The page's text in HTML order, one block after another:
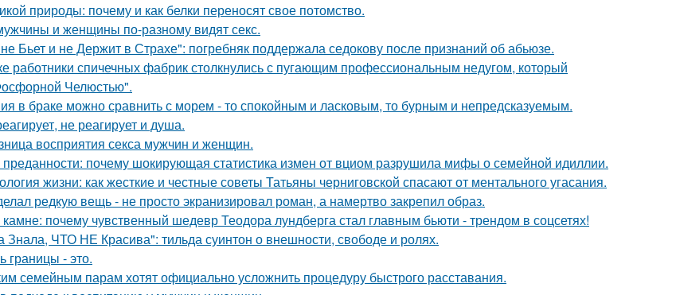
природы: почему и как белки переносят свое потомство.
и женщины по-разному видят секс.
Бьет и не Держит в Страхе": погребняк поддержала седокову после признаний об абьюзе.
работники спичечных фабрик столкнулись с пугающим профессиональным недугом, который
Челюстью".
в браке можно сравнить с морем - то спокойным и ласковым, то бурным и непредсказуемым.
не реагирует и душа.
восприятия секса мужчин и женщин.
почему шокирующая статистика измен от вциом разрушила мифы о семейной идиллии.
жизни: как жесткие и честные советы Татьяны черниговской спасают от ментального угасания.
редкую вещь - не просто экранизировал роман, а намертво закрепил образ.
почему чувственный шедевр Теодора лундберга стал главным бьюти - трендом в соцсетях!
Знала, ЧТО НЕ Красива": тильда суинтон о внешности, свободе и ролях.
границы - это.
семейным парам хотят официально усложнить процедуру быстрого расставания.